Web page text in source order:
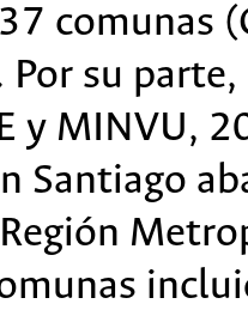
comunas
su
y MINVU,
Santiago